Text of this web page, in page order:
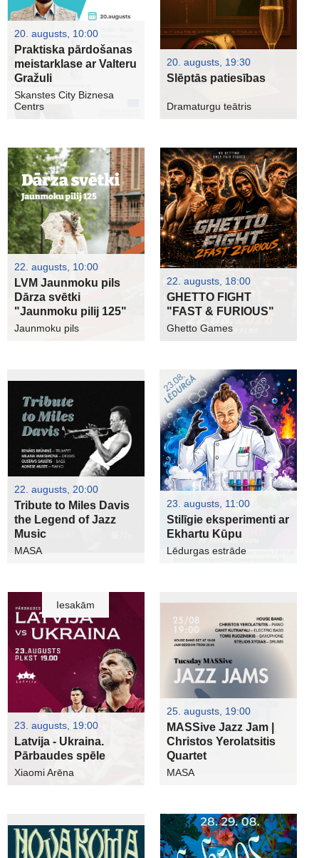
20. augusts, 10:00
Praktiska pārdošanas
meistarklase ar Valteru
Gražuli
Skanstes City Biznesa
Centrs
20. augusts, 19:30
Slēptās patiesības
Dramaturgu teātris
22. augusts, 10:00
LVM Jaunmoku pils
Dārza svētki
"Jaunmoku pilij 125"
Jaunmoku pils
22. augusts, 18:00
GHETTO FIGHT
"FAST & FURIOUS"
Ghetto Games
22. augusts, 20:00
Tribute to Miles Davis
the Legend of Jazz
Music
MASA
23. augusts, 11:00
Stilīgie eksperimenti ar
Ekhartu Kūpu
Lēdurgas estrāde
Iesakām
23. augusts, 19:00
Latvija - Ukraina.
Pārbaudes spēle
Xiaomi Arēna
25. augusts, 19:00
MASSive Jazz Jam |
Christos Yerolatsitis
Quartet
MASA